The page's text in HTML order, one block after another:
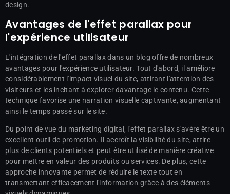
design.
Avantages de l'effet parallax pour
l'expérience utilisateur
L'intégration de l'effet parallax dans un blog offre de nombreux
avantages pour l'expérience utilisateur. Tout d'abord, il améliore
considérablement l'impact visuel du site, attirant l'attention des
visiteurs et les incitant à explorer davantage le contenu. Cette
technique favorise une narration visuelle captivante, augmentant
ainsi le temps passé sur le site.
Du point de vue du marketing digital, l'effet parallax s'avère être un
excellent outil de promotion. Il accroît la visibilité du site, attire
plus de clients potentiels et peut être utilisé de manière créative
pour mettre en valeur des produits ou services. De plus, cette
approche innovante permet de réduire le texte tout en
transmettant efficacement l'information grâce à des éléments